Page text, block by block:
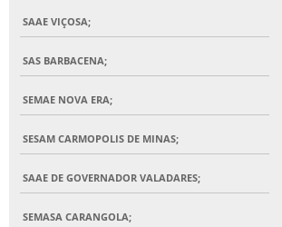
SAAE VIÇOSA;
SAS BARBACENA;
SEMAE NOVA ERA;
SESAM CARMOPOLIS DE MINAS;
SAAE DE GOVERNADOR VALADARES;
SEMASA CARANGOLA;